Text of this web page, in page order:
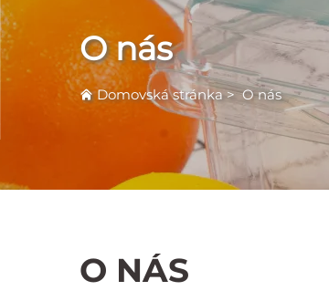
O nás
Domovská stránka>O nás
O NÁS